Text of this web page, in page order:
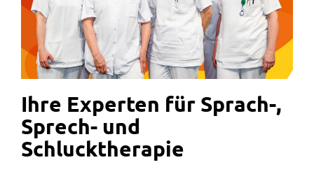
Ihre Experten für Sprach-,
Sprech- und
Schlucktherapie